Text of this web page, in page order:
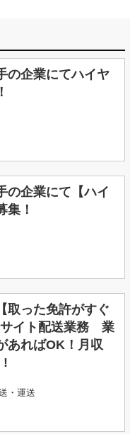
の企業にてハイヤ
の企業にて【ハイ
集！
取った免許がすぐ
イト配送業務 業
あればOK！月収
!
・運送